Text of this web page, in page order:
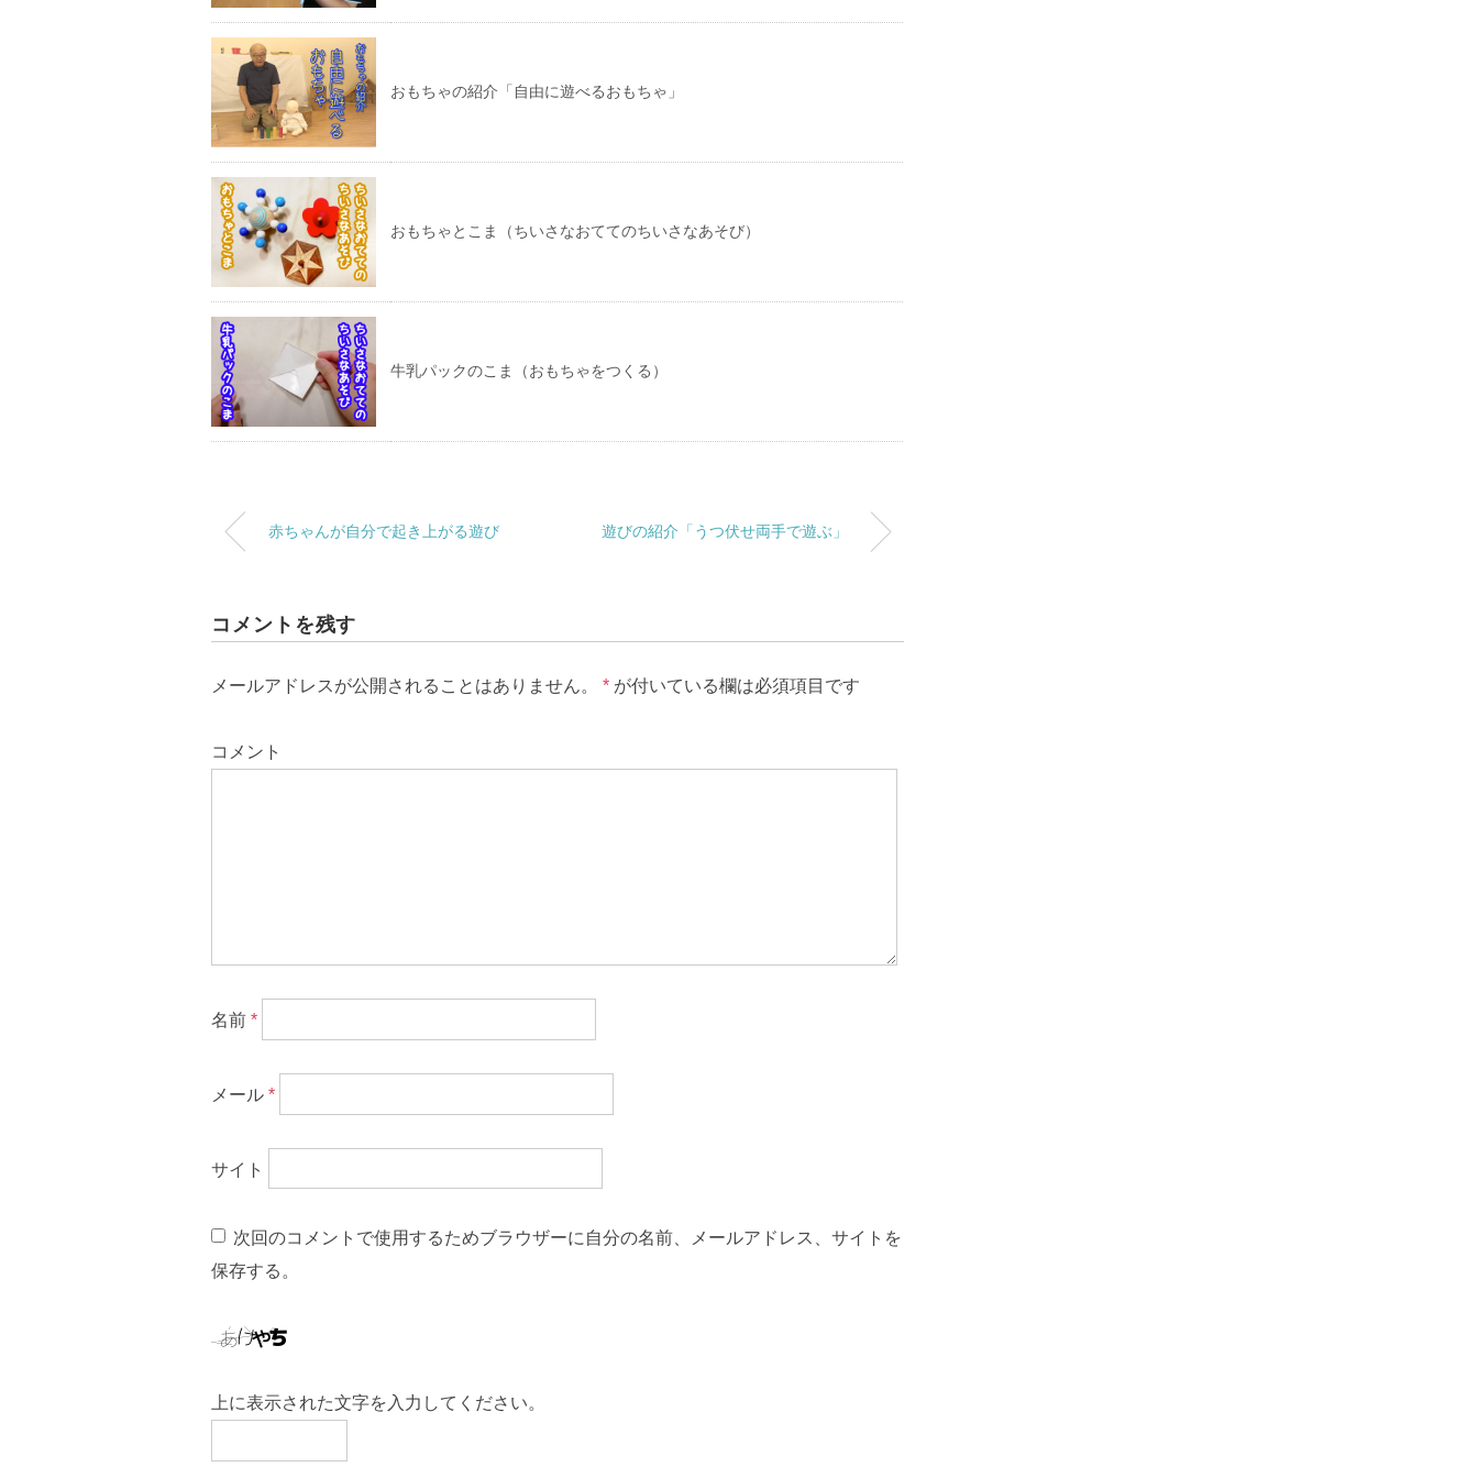
おもちゃの紹介「自由に遊べるおもちゃ」
おもちゃとこま（ちいさなおててのちいさなあそび）
牛乳パックのこま（おもちゃをつくる）
赤ちゃんが自分で起き上がる遊び 遊びの紹介「うつ伏せ両手で遊ぶ」
コメントを残す
メールアドレスが公開されることはありません。 * が付いている欄は必須項目です
コメント
名前 *
メール *
サイト
次回のコメントで使用するためブラウザーに自分の名前、メールアドレス、サイトを
保存する。
上に表示された文字を入力してください。